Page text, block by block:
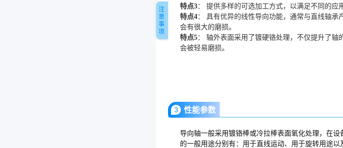
注
意
事
项
特点3： 提供多样的可选加工方式，以满足不同的应
特点4： 具有优异的线性导向功能，通常与直线轴
会有很大的磨损。
特点5： 轴外表面采用了镀硬铬处理，不仅提升了
会被轻易磨损。
3 性能参数
导向轴一般采用镀铬棒或冷拉棒表面氧化处理，在
的一般用途分别有：用于直线运动、用于旋转用途以